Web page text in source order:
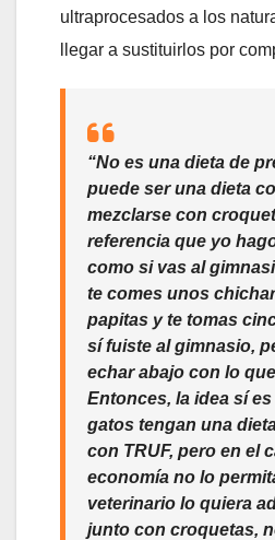
ultraprocesados a los
llegar a sustituirlos por
“No es una dieta de
puede ser una dieta
mezclarse con
referencia que yo
como si vas al
te comes unos
papitas y te tomas
sí fuiste al gimnasio,
echar abajo con lo
Entonces, la idea sí
gatos tengan una
con TRUF, pero en el
economía no lo
veterinario lo quiera
junto con croquetas,